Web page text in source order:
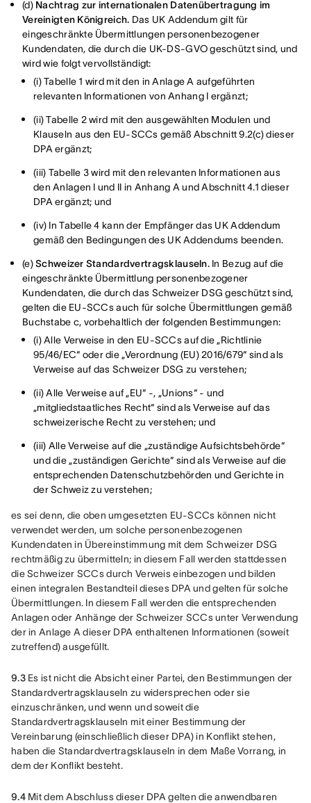
(d) Nachtrag zur internationalen Datenübertragung im
Vereinigten Königreich. Das UK Addendum gilt für
eingeschränkte Übermittlungen personenbezogener
Kundendaten, die durch die UK-DS-GVO geschützt sind, und
wird wie folgt vervollständigt:
(i) Tabelle 1 wird mit den in Anlage A aufgeführten
relevanten Informationen von Anhang I ergänzt;
(ii) Tabelle 2 wird mit den ausgewählten Modulen und
Klauseln aus den EU-SCCs gemäß Abschnitt 9.2(c) dieser
DPA ergänzt;
(iii) Tabelle 3 wird mit den relevanten Informationen aus
den Anlagen I und II in Anhang A und Abschnitt 4.1 dieser
DPA ergänzt; und
(iv) In Tabelle 4 kann der Empfänger das UK Addendum
gemäß den Bedingungen des UK Addendums beenden.
(e)Schweizer Standardvertragsklauseln.In Bezug auf die
eingeschränkte Übermittlung personenbezogener
Kundendaten, die durch das Schweizer DSG geschützt sind,
gelten die EU-SCCs auch für solche Übermittlungen gemäß
Buchstabe c, vorbehaltlich der folgenden Bestimmungen:
(i) Alle Verweise in den EU-SCCs auf die „Richtlinie
95/46/EC“ oder die „Verordnung (EU) 2016/679“ sind als
Verweise auf das Schweizer DSG zu verstehen;
(ii) Alle Verweise auf „EU“ -, „Unions“ - und
„mitgliedstaatliches Recht“ sind als Verweise auf das
schweizerische Recht zu verstehen; und
(iii) Alle Verweise auf die „zuständige Aufsichtsbehörde“
und die „zuständigen Gerichte“ sind als Verweise auf die
entsprechenden Datenschutzbehörden und Gerichte in
der Schweiz zu verstehen;
es sei denn, die oben umgesetzten EU-SCCs können nicht
verwendet werden, um solche personenbezogenen
Kundendaten in Übereinstimmung mit dem Schweizer DSG
rechtmäßig zu übermitteln; in diesem Fall werden stattdessen
die Schweizer SCCs durch Verweis einbezogen und bilden
einen integralen Bestandteil dieses DPA und gelten für solche
Übermittlungen. In diesem Fall werden die entsprechenden
Anlagen oder Anhänge der Schweizer SCCs unter Verwendung
der in Anlage A dieser DPA enthaltenen Informationen (soweit
zutreffend) ausgefüllt.
9.3 Es ist nicht die Absicht einer Partei, den Bestimmungen der
Standardvertragsklauseln zu widersprechen oder sie
einzuschränken, und wenn und soweit die
Standardvertragsklauseln mit einer Bestimmung der
Vereinbarung (einschließlich dieser DPA) in Konflikt stehen,
haben die Standardvertragsklauseln in dem Maße Vorrang, in
dem der Konflikt besteht.
9.4 Mit dem Abschluss dieser DPA gelten die anwendbaren